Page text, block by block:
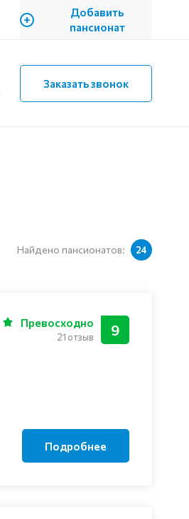
+
Добавить
пансионат
Заказать звонок
Найдено пансионатов: 24
9
Превосходно
21 отзыв
Подробнее